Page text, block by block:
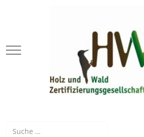
Mobile Menu Toggle
Suchen